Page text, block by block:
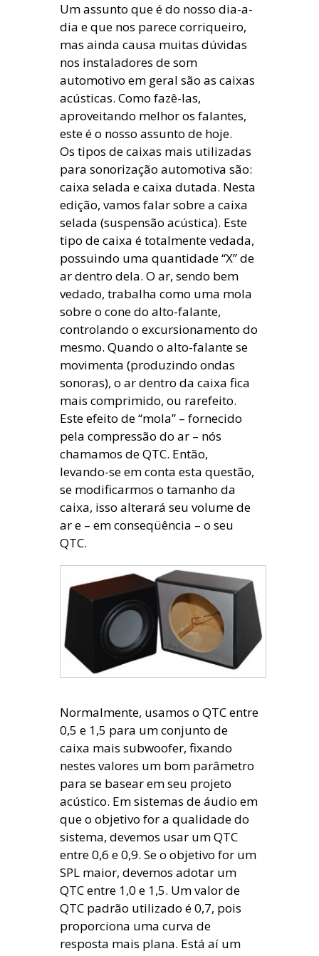
Um assunto que é do nosso dia-a-
dia e que nos parece corriqueiro,
mas ainda causa muitas dúvidas
nos instaladores de som
automotivo em geral são as caixas
acústicas. Como fazê-las,
aproveitando melhor os falantes,
este é o nosso assunto de hoje.
Os tipos de caixas mais utilizadas
para sonorização automotiva são:
caixa selada e caixa dutada. Nesta
edição, vamos falar sobre a caixa
selada (suspensão acústica). Este
tipo de caixa é totalmente vedada,
possuindo uma quantidade “X” de
ar dentro dela. O ar, sendo bem
vedado, trabalha como uma mola
sobre o cone do alto-falante,
controlando o excursionamento do
mesmo. Quando o alto-falante se
movimenta (produzindo ondas
sonoras), o ar dentro da caixa fica
mais comprimido, ou rarefeito.
Este efeito de “mola” – fornecido
pela compressão do ar – nós
chamamos de QTC. Então,
levando-se em conta esta questão,
se modificarmos o tamanho da
caixa, isso alterará seu volume de
ar e – em conseqüência – o seu
QTC.
Normalmente, usamos o QTC entre
0,5 e 1,5 para um conjunto de
caixa mais subwoofer, fixando
nestes valores um bom parâmetro
para se basear em seu projeto
acústico. Em sistemas de áudio em
que o objetivo for a qualidade do
sistema, devemos usar um QTC
entre 0,6 e 0,9. Se o objetivo for um
SPL maior, devemos adotar um
QTC entre 1,0 e 1,5. Um valor de
QTC padrão utilizado é 0,7, pois
proporciona uma curva de
resposta mais plana. Está aí um